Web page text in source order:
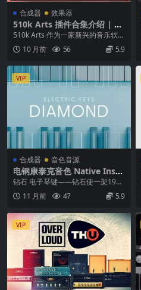
合成器 效果器
510k Arts 插件合集介绍 | SE
QUND · PEACH · POLYLLOP
WiN
510k Arts 作为一家新兴的音乐软件
厂商，近年来推出了一系列极具创
意的插件...
10 月前 56 5.9
VIP
合成器 音色音源
电钢康泰克音色 Native Instr
uments Electric Keys Diam
钻石 电子琴键——钻石使一架1967
年非常罕见的原创电子钢琴永垂不
朽。除了闪亮的...
11 月前 47 5.9
VIP